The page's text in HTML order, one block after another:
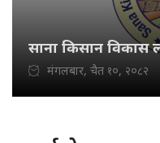
साना किसान विकास
मंगलबार, चैत १०, २०८२